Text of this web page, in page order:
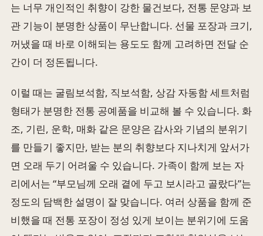
는 너무 개인적인 취향이 강한 물건보다, 전통 문양과 보
관 기능이 분명한 상품이 무난합니다. 선물 포장과 크기,
꺼냈을 때 바로 이해되는 용도도 함께 고려하면 전달 순
간이 더 정돈됩니다.
이럴 때는 굴림보석함, 직보석함, 상감 자동함 세트처럼
형태가 분명한 전통 공예품을 비교해 볼 수 있습니다. 화
조, 기린, 운학, 매화 같은 문양은 감사와 기념의 분위기
를 만들기 좋지만, 받는 분의 취향보다 지나치게 앞서가
면 오래 두기 어려울 수 있습니다. 가족이 함께 보는 자
리에서는 “부모님께 오래 곁에 두고 보시라고 골랐다”는
정도의 담백한 설명이 잘 맞습니다. 여러 상품을 함께 준
비했을 때 전통 포장이 정성 있게 보이는 분위기에 도움